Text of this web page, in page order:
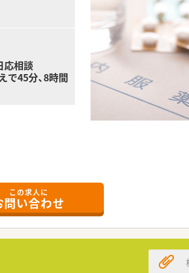
応相談
で45分、8時間
この求人に
問い合わせ